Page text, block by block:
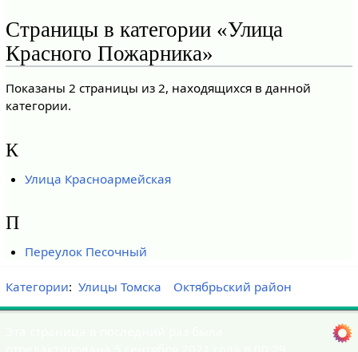
Страницы в категории «Улица
Красного Пожарника»
Показаны 2 страницы из 2, находящихся в данной
категории.
К
Улица Красноармейская
П
Переулок Песочный
Категории: Улицы Томска Октябрьский район